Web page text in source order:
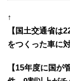
↑
【国土交通省は
をつくった車に
【15年度に国が